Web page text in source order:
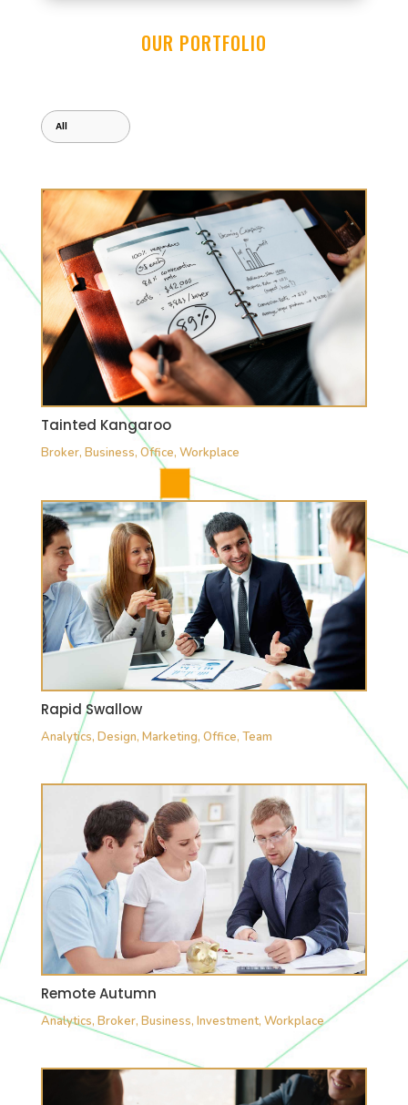
OUR PORTFOLIO
All
Tainted Kangaroo
Broker, Business, Office, Workplace
Rapid Swallow
Analytics, Design, Marketing, Office, Team
Remote Autumn
Analytics, Broker, Business, Investment, Workplace